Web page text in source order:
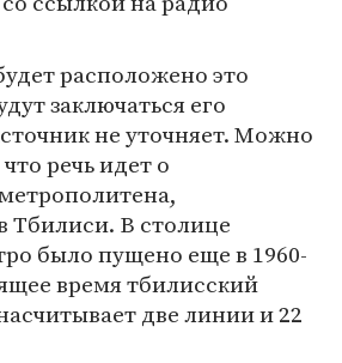
расположено это
заключаться его
не уточняет. Можно
речь идет о
Тбилиси. В столице
было пущено еще в 1960-
время тбилисский
две линии и 22